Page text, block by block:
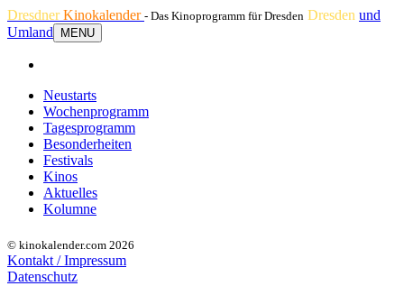
DresdnerKinokalender - Das Kinoprogramm für Dresden Dresden und
Umland
MENU
Neustarts
Wochenprogramm
Tagesprogramm
Besonderheiten
Festivals
Kinos
Aktuelles
Kolumne
© kinokalender.com 2026
Kontakt / Impressum
Datenschutz